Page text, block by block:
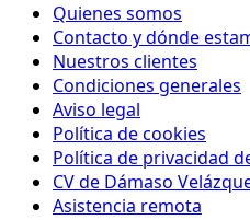
Quienes somos
Contacto y dónde
Nuestros clientes
Condiciones generales
Aviso legal
Política de cookies
Política de privacidad
CV de Dámaso
Asistencia remota